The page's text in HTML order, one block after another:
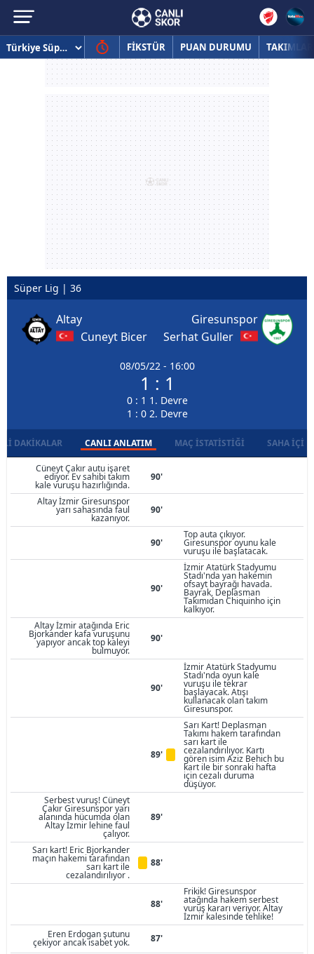
FİKSTÜR PUAN DURUMU TAKIMLAR
Süper Lig | 36
Altay
Cuneyt Bicer
08/05/22 - 16:00
1 : 1
0 : 1 1. Devre
1 : 0 2. Devre
Giresunspor
Serhat Guller
DAKIKALAR CANLI ANLATIM MAÇ İSTATISTIĞI SAHA İÇI
Cüneyt Çakır autu işaret
ediyor. Ev sahibi takım
kale vuruşu hazırlığında.
90'
Altay İzmir Giresunspor
yarı sahasında faul
kazanıyor.
90'
90'
Top auta çıkıyor.
Giresunspor oyunu kale
vuruşu ile başlatacak.
90'
İzmir Atatürk Stadyumu
Stadı'nda yan hakemin
ofsayt bayrağı havada.
Bayrak, Deplasman
Takımıdan Chiquinho için
kalkıyor.
Altay İzmir atağında Eric
Bjorkander kafa vuruşunu
yapıyor ancak top kaleyi
bulmuyor.
90'
90'
İzmir Atatürk Stadyumu
Stadı'nda oyun kale
vuruşu ile tekrar
başlayacak. Atışı
kullanacak olan takım
Giresunspor.
89'
Sarı Kart! Deplasman
Takımı hakem tarafından
sarı kart ile
cezalandırılıyor. Kartı
gören isim Aziz Behich bu
kart ile bir sonraki hafta
için cezalı duruma
düşüyor.
Serbest vuruş! Cüneyt
Çakır Giresunspor yarı
alanında hücumda olan
Altay İzmir lehine faul
çalıyor.
89'
Sarı kart! Eric Bjorkander
maçın hakemi tarafından
sarı kart ile
cezalandırılıyor .
88'
88'
Frikik! Giresunspor
atağında hakem serbest
vuruş kararı veriyor. Altay
İzmir kalesinde tehlike!
Eren Erdogan şutunu
çekiyor ancak isabet yok. 87'